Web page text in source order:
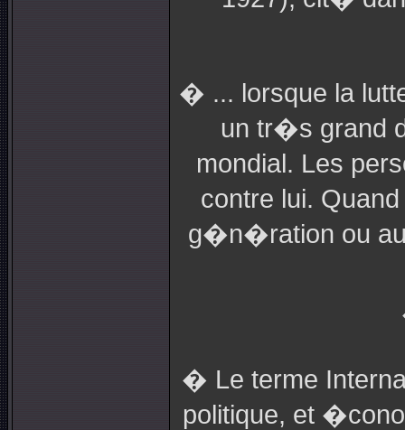
� ... lorsque la
un tr�s grand
mondial. Les
contre lui.
g�n�ration ou
� Le terme
politique, et